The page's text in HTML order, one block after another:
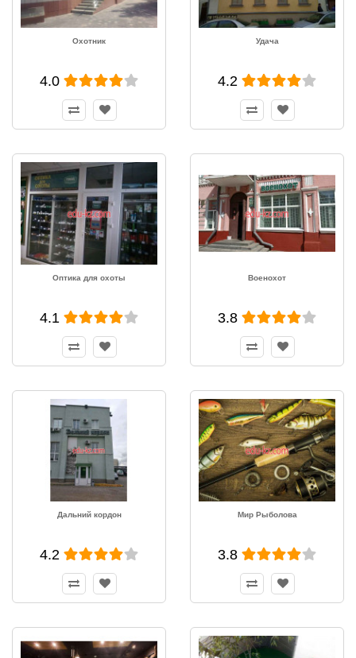
Охотник
4.0
Удача
4.2
Оптика для охоты
4.1
Военохот
3.8
Дальний кордон
4.2
Мир Рыболова
3.8